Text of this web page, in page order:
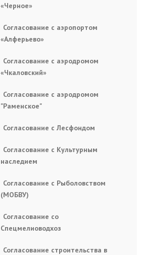
«Черное»
Согласование с аэропортом
«Алферьево»
Согласование с аэродромом
«Чкаловский»
Согласование с аэродромом
"Раменское"
Согласование с Лесфондом
Согласование с Культурным
наследием
Согласование с Рыболовством
(МОБВУ)
Согласование со
Спецмелиоводхоз
Согласование строительства в